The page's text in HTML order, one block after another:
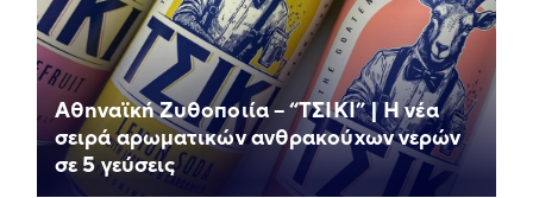
Αθηναϊκή Ζυθοποιία – “ΤΣΙΚΙ” | Η νέα
σειρά αρωματικών ανθρακούχων νερών
σε 5 γεύσεις